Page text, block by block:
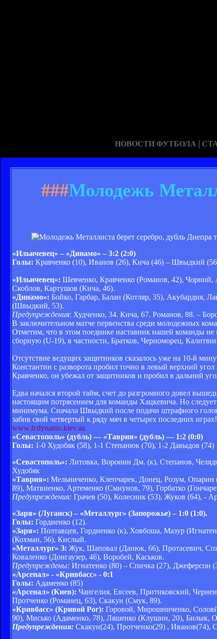
НОВОСТИ ФУТБОЛА |
###Молодежь
«Ильичевец» – «Динамо» – 3:2 (2:0)
Голы: Кравченко (10), Иванов (26), Кича (46) – Швыдкий
«Ильичевец»: Шевченко, Кравченко (Романов, 42), Чорний,
Скоблов, Картушов (Кича, 46).
«Динамо»: Бойко, Гарбар, Балан (Котляр, 35), Акубардия,
(Швыдкий, 53).
Предупреждения: Худченко, 34. Кича, 67. Романов, 88. –
В заключительном матче первенства среди молодежных
Отметим, что в этом поединке наставник нашей команды
сборную (U-19), в частности, Братков, Черноморец,
Отсутствие ведущих защитников сказалось уже на 10-й
Константин с разворота пробил точно в левый верхний
Кравченко, он убежал от защитников и пробил в дальний
Едва начался второй тайм, счет до разгромного довел
настоящим потрясением для команды Хацкевича. Но
минимума. Сначала Швыдкий после подачи штрафного
забив свой четвертый к ряду мяч в четырех последних
www.fcdynamo.kiev.ua
«Севастополь» (дубль) — «Таврия» (дубль) — 1:2 (0:0)
Голы: 1-0 Худобяк (58), 1-1 Степанюк (70), 1-2 Давыдов (74)
«Севастополь»: Литовка, Воронин Дм. (к), Степанов,
Худобяк
«Таврия»: Мельниченко, Клепчарек, Донец, Розум,
89), Матвиенко, Артеменко (Смнунов, 79), Горбатко
Предупреждения: Грачев (50), Колесник (53), Жуков (64), -
«Заря» (Луганск) – «Металлург» (Запорожье) – 1:0 (1:0).
Голы: Гордиенко (12).
«Заря»: Полтавцев, Гордиенко (к), Ховбоша, Мазур
(Кохман, 56), Кислый.
«Металлург» З: Жук, Шаповал (Данюк, 66), Протасевич,
Коваленко (Донгаузер, 46), Воробей, Каськов.
Предупреждены: Игнатенко (80) – Спичка (27), Джеферсон
«Арсенал» - «Кривбасс» - 0:1
Голы: Адаменко (85)
«Арсенал» (Киев): Чангелия, Евсеев, Притиковский,
Протченко (Романец, 63), Скакун (Смук, 89).
«Кривбасс» (Кривой Рог): Горовой, Мирошниченко,
90), Мисько (Адаменко, 78), Ляшенко (Клушин, 20), Билык,
Предупреждения: Скакун(24), Протченко(29) , Иванов(74),